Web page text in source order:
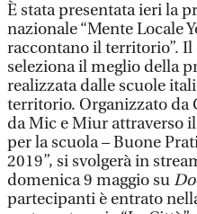
È stata presentata ieri la
nazionale “Mente Locale
raccontano il territorio”.
seleziona il meglio della
realizzata dalle scuole
territorio. Organizzato da
da Mic e Miur attraverso
per la scuola – Buone
2019”, si svolgerà in
domenica 9 maggio su
partecipanti è entrato